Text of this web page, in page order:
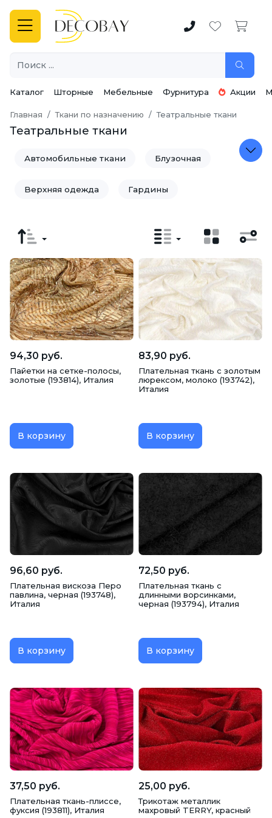
Каталог Шторные Мебельные Фурнитура Акции
Главная Ткани по назначению Театральные ткани
Театральные ткани
Автомобильные ткани Блузочная
Верхняя одежда Гардины
Занавесы Интерьерные ткани
Костюмы Купальники Куртки
Нижнее белье Пальто Платья
Рабочая одежда Рубашки
Спортивная одежда Сумки
Театральные ткани Технические ткани
Ткани для подкладки
Халаты Школьная форма Шторы
Юбки
94,30 руб.
Пайетки на сетке-полосы,
золотые (193814), Италия
В корзину
83,90 руб.
Плательная ткань с золотым
люрексом, молоко (193742),
Италия
В корзину
96,60 руб.
Плательная вискоза Перо
павлина, черная (193748),
Италия
В корзину
72,50 руб.
Плательная ткань с
длинными ворсинками,
черная (193794), Италия
В корзину
37,50 руб.
Плательная ткань-плиссе,
фуксия (193811), Италия
25,00 руб.
Трикотаж металлик
махровый TERRY, красный